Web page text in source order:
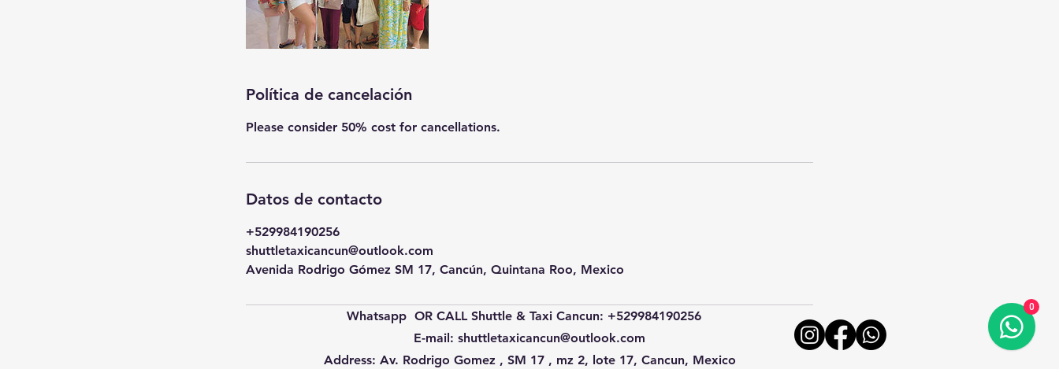
Política de cancelación
Please consider 50% cost for cancellations.
Datos de contacto
+529984190256
shuttletaxicancun@outlook.com
Avenida Rodrigo Gómez SM 17, Cancún, Quintana Roo, Mexico
Whatsapp OR CALL Shuttle & Taxi Cancun: +529984190256
E-mail: shuttletaxicancun@outlook.com
Address: Av. Rodrigo Gomez , SM 17 , mz 2, lote 17, Cancun, Mexico
0